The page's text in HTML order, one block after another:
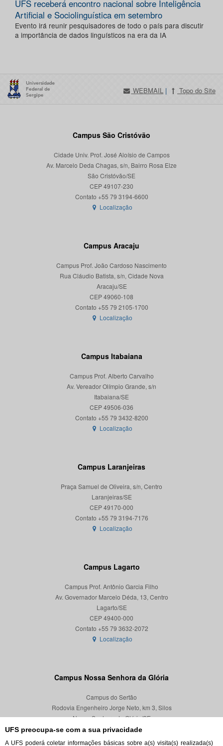
UFS preocupa-se com a sua privacidade
A UFS poderá coletar informações básicas sobre a(s) visita(s) realizada(s)
UFS receberá encontro nacional sobre Inteligência
Artificial e Sociolinguística em setembro
Evento irá reunir pesquisadores de todo o país para discutir
a importância de dados linguísticos na era da IA
WEBMAIL | Topo do Site
Campus São Cristóvão
Cidade Univ. Prof. José Aloísio de Campos
Av. Marcelo Deda Chagas, s/n, Bairro Rosa Elze
São Cristóvão/SE
CEP 49107-230
Localização
Campus Aracaju
Campus Prof. João Cardoso Nascimento
Rua Cláudio Batista, s/n, Cidade Nova
Aracaju/SE
CEP 49060-108
Localização
Campus Itabaiana
Campus Prof. Alberto Carvalho
Av. Vereador Olímpio Grande, s/n
Itabaiana/SE
CEP 49506-036
Localização
Campus Laranjeiras
Praça Samuel de Oliveira, s/n, Centro
Laranjeiras/SE
CEP 49170-000
Localização
Campus Lagarto
Campus Prof. Antônio Garcia Filho
Av. Governador Marcelo Déda, 13, Centro
Lagarto/SE
CEP 49400-000
Localização
Campus Nossa Senhora da Glória
Campus do Sertão
Rodovia Engenheiro Jorge Neto, km 3, Silos
Nossa Senhora da Glória/SE
CEP 49680-000